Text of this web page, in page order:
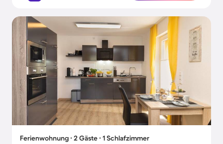
Ferienwohnung ∙ 2 Gäste ∙ 1 Schlafzimmer